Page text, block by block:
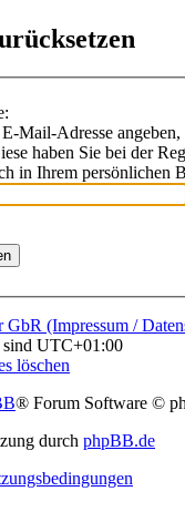
E-Mail-Adresse
haben Sie bei der
in Ihrem persönlichen
(Impressum /
UTC+01:00
löschen
® Forum Software ©
durch phpBB.de